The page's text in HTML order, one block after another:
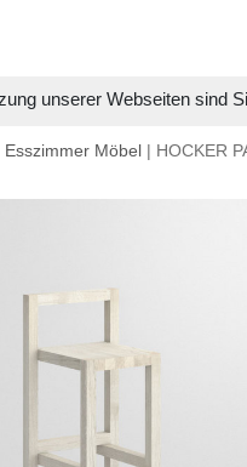
unserer Webseiten sind
Esszimmer Möbel | HOCKER